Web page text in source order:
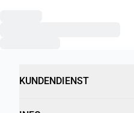
KUNDENDIENST